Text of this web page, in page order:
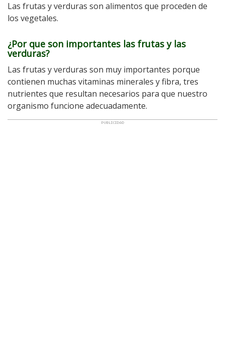
Las frutas y verduras son alimentos que proceden de
los vegetales.
¿Por que son importantes las frutas y las
verduras?
Las frutas y verduras son muy importantes porque
contienen muchas vitaminas minerales y fibra, tres
nutrientes que resultan necesarios para que nuestro
organismo funcione adecuadamente.